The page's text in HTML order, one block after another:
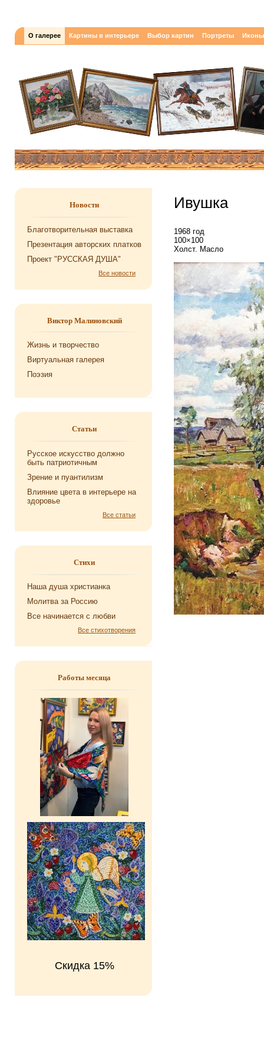
О галерее Картины в интерьере Выбор картин Портреты Иконы
Новости
Благотворительная выставка
Презентация авторских платков
Проект "РУССКАЯ ДУША"
Все новости
Виктор Малиновский
Жизнь и творчество
Виртуальная галерея
Поэзия
Статьи
Русское искусство должно
быть патриотичным
Зрение и пуантилизм
Влияние цвета в интерьере на
здоровье
Все статьи
Стихи
Наша душа хри­сти­ан­ка
Мо­лит­ва за Рос­сию
Все на­чи­на­ет­ся с любви
Все стихотворения
Работы месяца
Скидка 15%
Ивушка
1968 год
100×100
Холст. Масло